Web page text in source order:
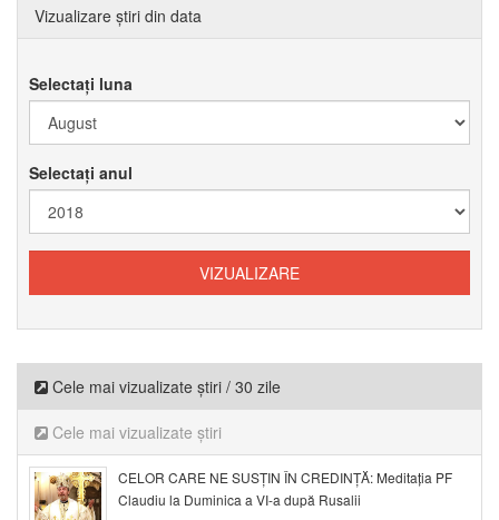
Vizualizare știri din data
Selectați luna
Selectați anul
Cele mai vizualizate știri / 30 zile
Cele mai vizualizate știri
CELOR CARE NE SUSȚIN ÎN CREDINȚĂ: Meditația PF
Claudiu la Duminica a VI-a după Rusalii